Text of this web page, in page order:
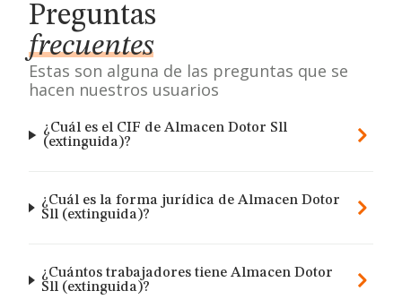
Preguntas
frecuentes
Estas son alguna de las preguntas que se
hacen nuestros usuarios
¿Cuál es el CIF de Almacen Dotor Sll
(extinguida)?
¿Cuál es la forma jurídica de Almacen Dotor
Sll (extinguida)?
¿Cuántos trabajadores tiene Almacen Dotor
Sll (extinguida)?